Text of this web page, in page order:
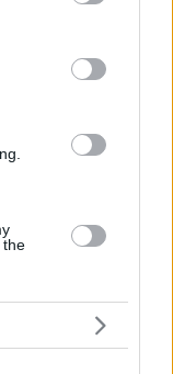
party tags to
in below Google
the